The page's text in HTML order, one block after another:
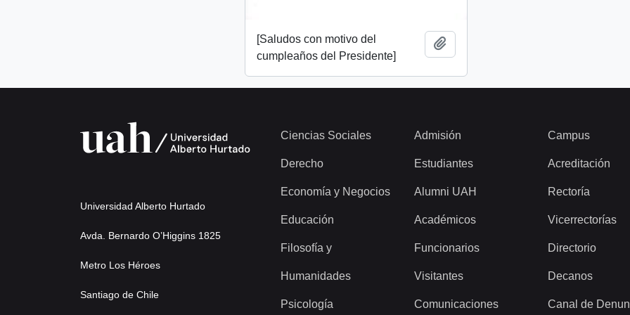
[Saludos con motivo del
cumpleaños del Presidente]
Universidad Alberto Hurtado
Avda. Bernardo O’Higgins 1825
Metro Los Héroes
Santiago de Chile
Ciencias Sociales
Derecho
Economía y Negocios
Educación
Filosofía y
Humanidades
Psicología
Admisión
Estudiantes
Alumni UAH
Académicos
Funcionarios
Visitantes
Comunicaciones
Campus
Acreditación
Rectoría
Vicerrectorías
Directorio
Decanos
Canal de